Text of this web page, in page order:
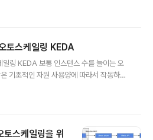
defined resource
용되어 사용되는데,
에 이미 정의
를 , Operator는 사
토스케일링 KEDA
일링 KEDA 보통 인스턴스 수를 늘이는 오
기초적인 자원 사용양에 따라서 작동하는
일링 하는 것이 더 논리적인데, 이렇게 하
기타 오픈소스 또는 클라우드 자원과 쉽
스케일링을 위